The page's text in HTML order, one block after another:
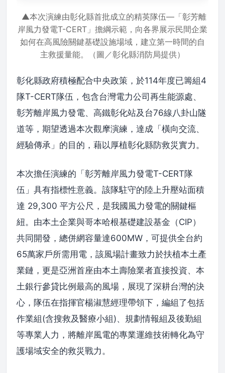
▲本次演練由彰化縣首批成立的精英隊伍—「彰芳離
岸風力發電T-CERT」擔綱示範，向各界展示民間企業
如何在高風險關鍵基礎設施場域，建立第一時間的自
主救援量能。（圖／彰化縣消防局提供）
彰化縣政府積極配合中央政策，於114年度已籌組4
隊T-CERT隊伍，包含台灣電力公司再生能源處、
彰芳離岸風力發電、高鐵彰化站及台76線八卦山隧
道等，期望透過本次觀摩演練，達成「橫向交流、
經驗傳承」的目的，藉以厚植彰化縣防救災實力。
本次擔任演練的「彰芳離岸風力發電T-CERT隊
伍」具有指標性意義。該隊駐守的陸上升壓站面積
達 29,300 平方公尺，是我國風力發電的關鍵樞
紐。由本土企業與哥本哈根基礎建設基金（CIP）
共同開發，總併網容量達600MW，可提供全台約
65萬家戶所需用電，該風場計畫致力於扶植本土產
業鏈，更是亞洲首座由本土壽險業者直接投資、本
土銀行參貸比例最高的風場，展現了深耕台灣的決
心，隊伍在指揮官楊淑慧經理帶領下，編組了包括
作業組(含搜救及醫療小組)、規劃情報組及後勤組
等專業人力，將離岸風電的專業運維技術轉化為守
護場域安全的救災戰力。